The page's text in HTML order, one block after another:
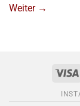
Weiter →